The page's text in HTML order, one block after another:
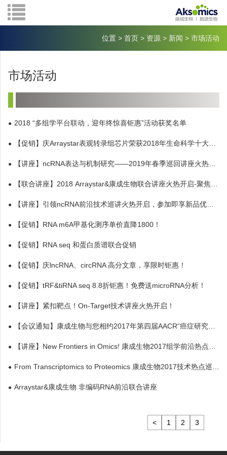
位置 > 首页 > 资源 > 新闻 > 市场活动
市场活动
2018 “多组学平台联动，迎年终惊喜钜惠”活动获奖名单
【促销】庆Arraystar表观转录组芯片荣获2018年生命科学十大创新产品，限时钜惠！
【讲座】ncRNA表达与机制研究——2019年春季巡回讲座火热开启
【联合讲座】2018 Arraystar&康成生物联合讲座火热开启-聚焦ncRNA表达和修饰
【讲座】引领ncRNA前沿技术巡讲火热开启，参加即享新品优惠！
【促销】RNA m6A甲基化测序单价直降1800！
【促销】RNA seq 和蛋白质谱联合促销
【促销】庆lncRNA、circRNA 高分文章，享限时钜惠！
【促销】tRF&tiRNA seq 8.8折钜惠！免费送microRNA分析！
【讲座】紧扣靶点！On-Target技术讲座火热开启！
【会议通知】康成生物与您相约2017年第四届AACR“癌症研究新视野”会议
【讲座】New Frontiers in Omics! 康成生物2017组学前沿热点讲座火热开启！
From Transcriptomics to Proteomics 康成生物2017技术热点巡回讲座火热开启！
Arraystar&康成生物 非编码RNA前沿联合讲座
< 1 2 3